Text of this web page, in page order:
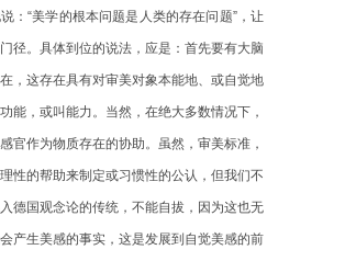
：“美学的根本问题是人类的存在问题”，让
径。具体到位的说法，应是：首先要有大脑
，这存在具有对审美对象本能地、或自觉地
能，或叫能力。当然，在绝大多数情况下，
官作为物质存在的协助。虽然，审美标准，
性的帮助来制定或习惯性的公认，但我们不
德国观念论的传统，不能自拔，因为这也无
产生美感的事实，这是发展到自觉美感的前